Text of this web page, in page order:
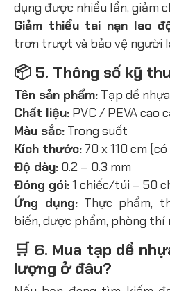
dụng được nhiều lần, giảm
Giảm thiểu tai nạn lao
trơn trượt và bảo vệ người
📦 5. Thông số kỹ
Tên sản phẩm: Tạp dề
Chất liệu: PVC / PEVA cao
Màu sắc: Trong suốt
Kích thước:70 x 110 cm
Độ dày: 0.2 – 0.3 mm
Đóng gói:1 chiếc/túi – 50
Ứng dụng: Thực phẩm,
biến, dược phẩm, phòng thí
🛒 6. Mua tạp dề
lượng ở đâu?